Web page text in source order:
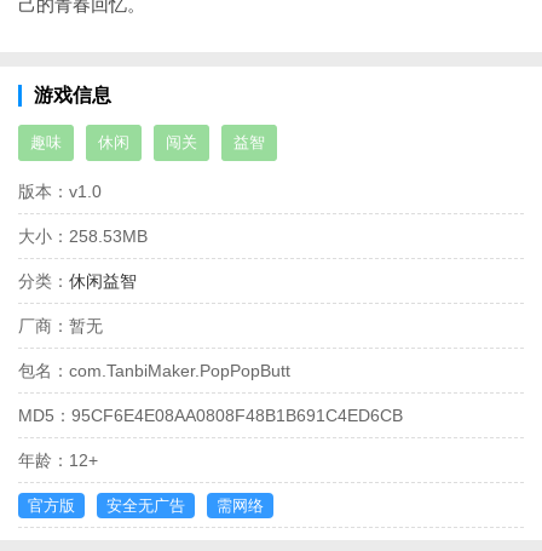
己的青春回忆。
游戏信息
趣味 休闲 闯关 益智
版本： v1.0
大小： 258.53MB
分类： 休闲益智
厂商： 暂无
包名： com.TanbiMaker.PopPopButt
MD5： 95CF6E4E08AA0808F48B1B691C4ED6CB
年龄： 12+
官方版 安全无广告 需网络